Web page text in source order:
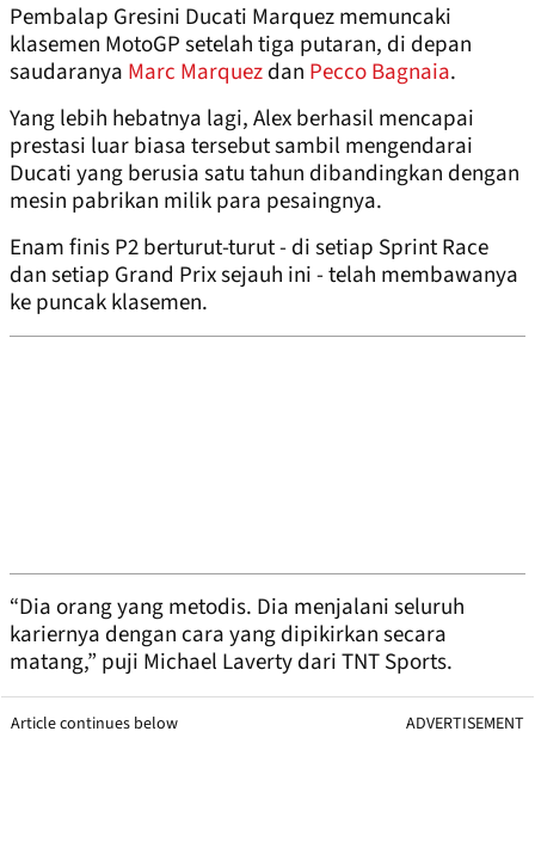
Pembalap Gresini Ducati Marquez memuncaki
klasemen MotoGP setelah tiga putaran, di depan
saudaranya Marc Marquezdan Pecco Bagnaia.
Yang lebih hebatnya lagi, Alex berhasil mencapai
prestasi luar biasa tersebut sambil mengendarai
Ducati yang berusia satu tahun dibandingkan dengan
mesin pabrikan milik para pesaingnya.
Enam finis P2 berturut-turut - di setiap Sprint Race
dan setiap Grand Prix sejauh ini - telah membawanya
ke puncak klasemen.
“Dia orang yang metodis. Dia menjalani seluruh
kariernya dengan cara yang dipikirkan secara
matang,” puji Michael Laverty dari TNT Sports.
Article continues below ADVERTISEMENT